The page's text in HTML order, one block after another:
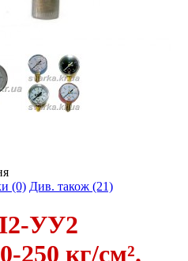
(0) Див. також (21)
УУ2
250 кг/см².